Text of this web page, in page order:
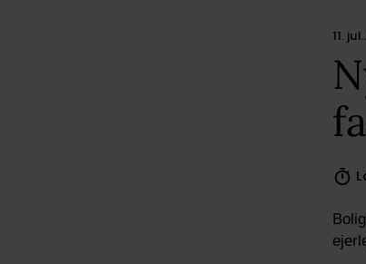
11.